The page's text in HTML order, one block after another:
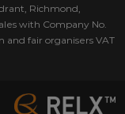
Richmond,
with Company No.
and fair organisers VAT